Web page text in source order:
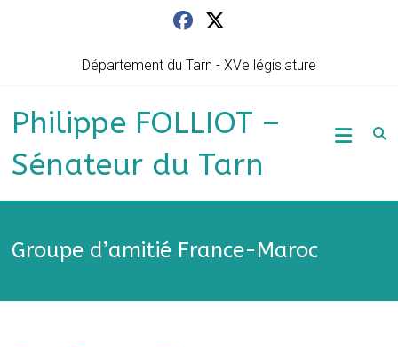
Département du Tarn - XVe législature
Philippe FOLLIOT –
Sénateur du Tarn
Groupe d’amitié France-Maroc